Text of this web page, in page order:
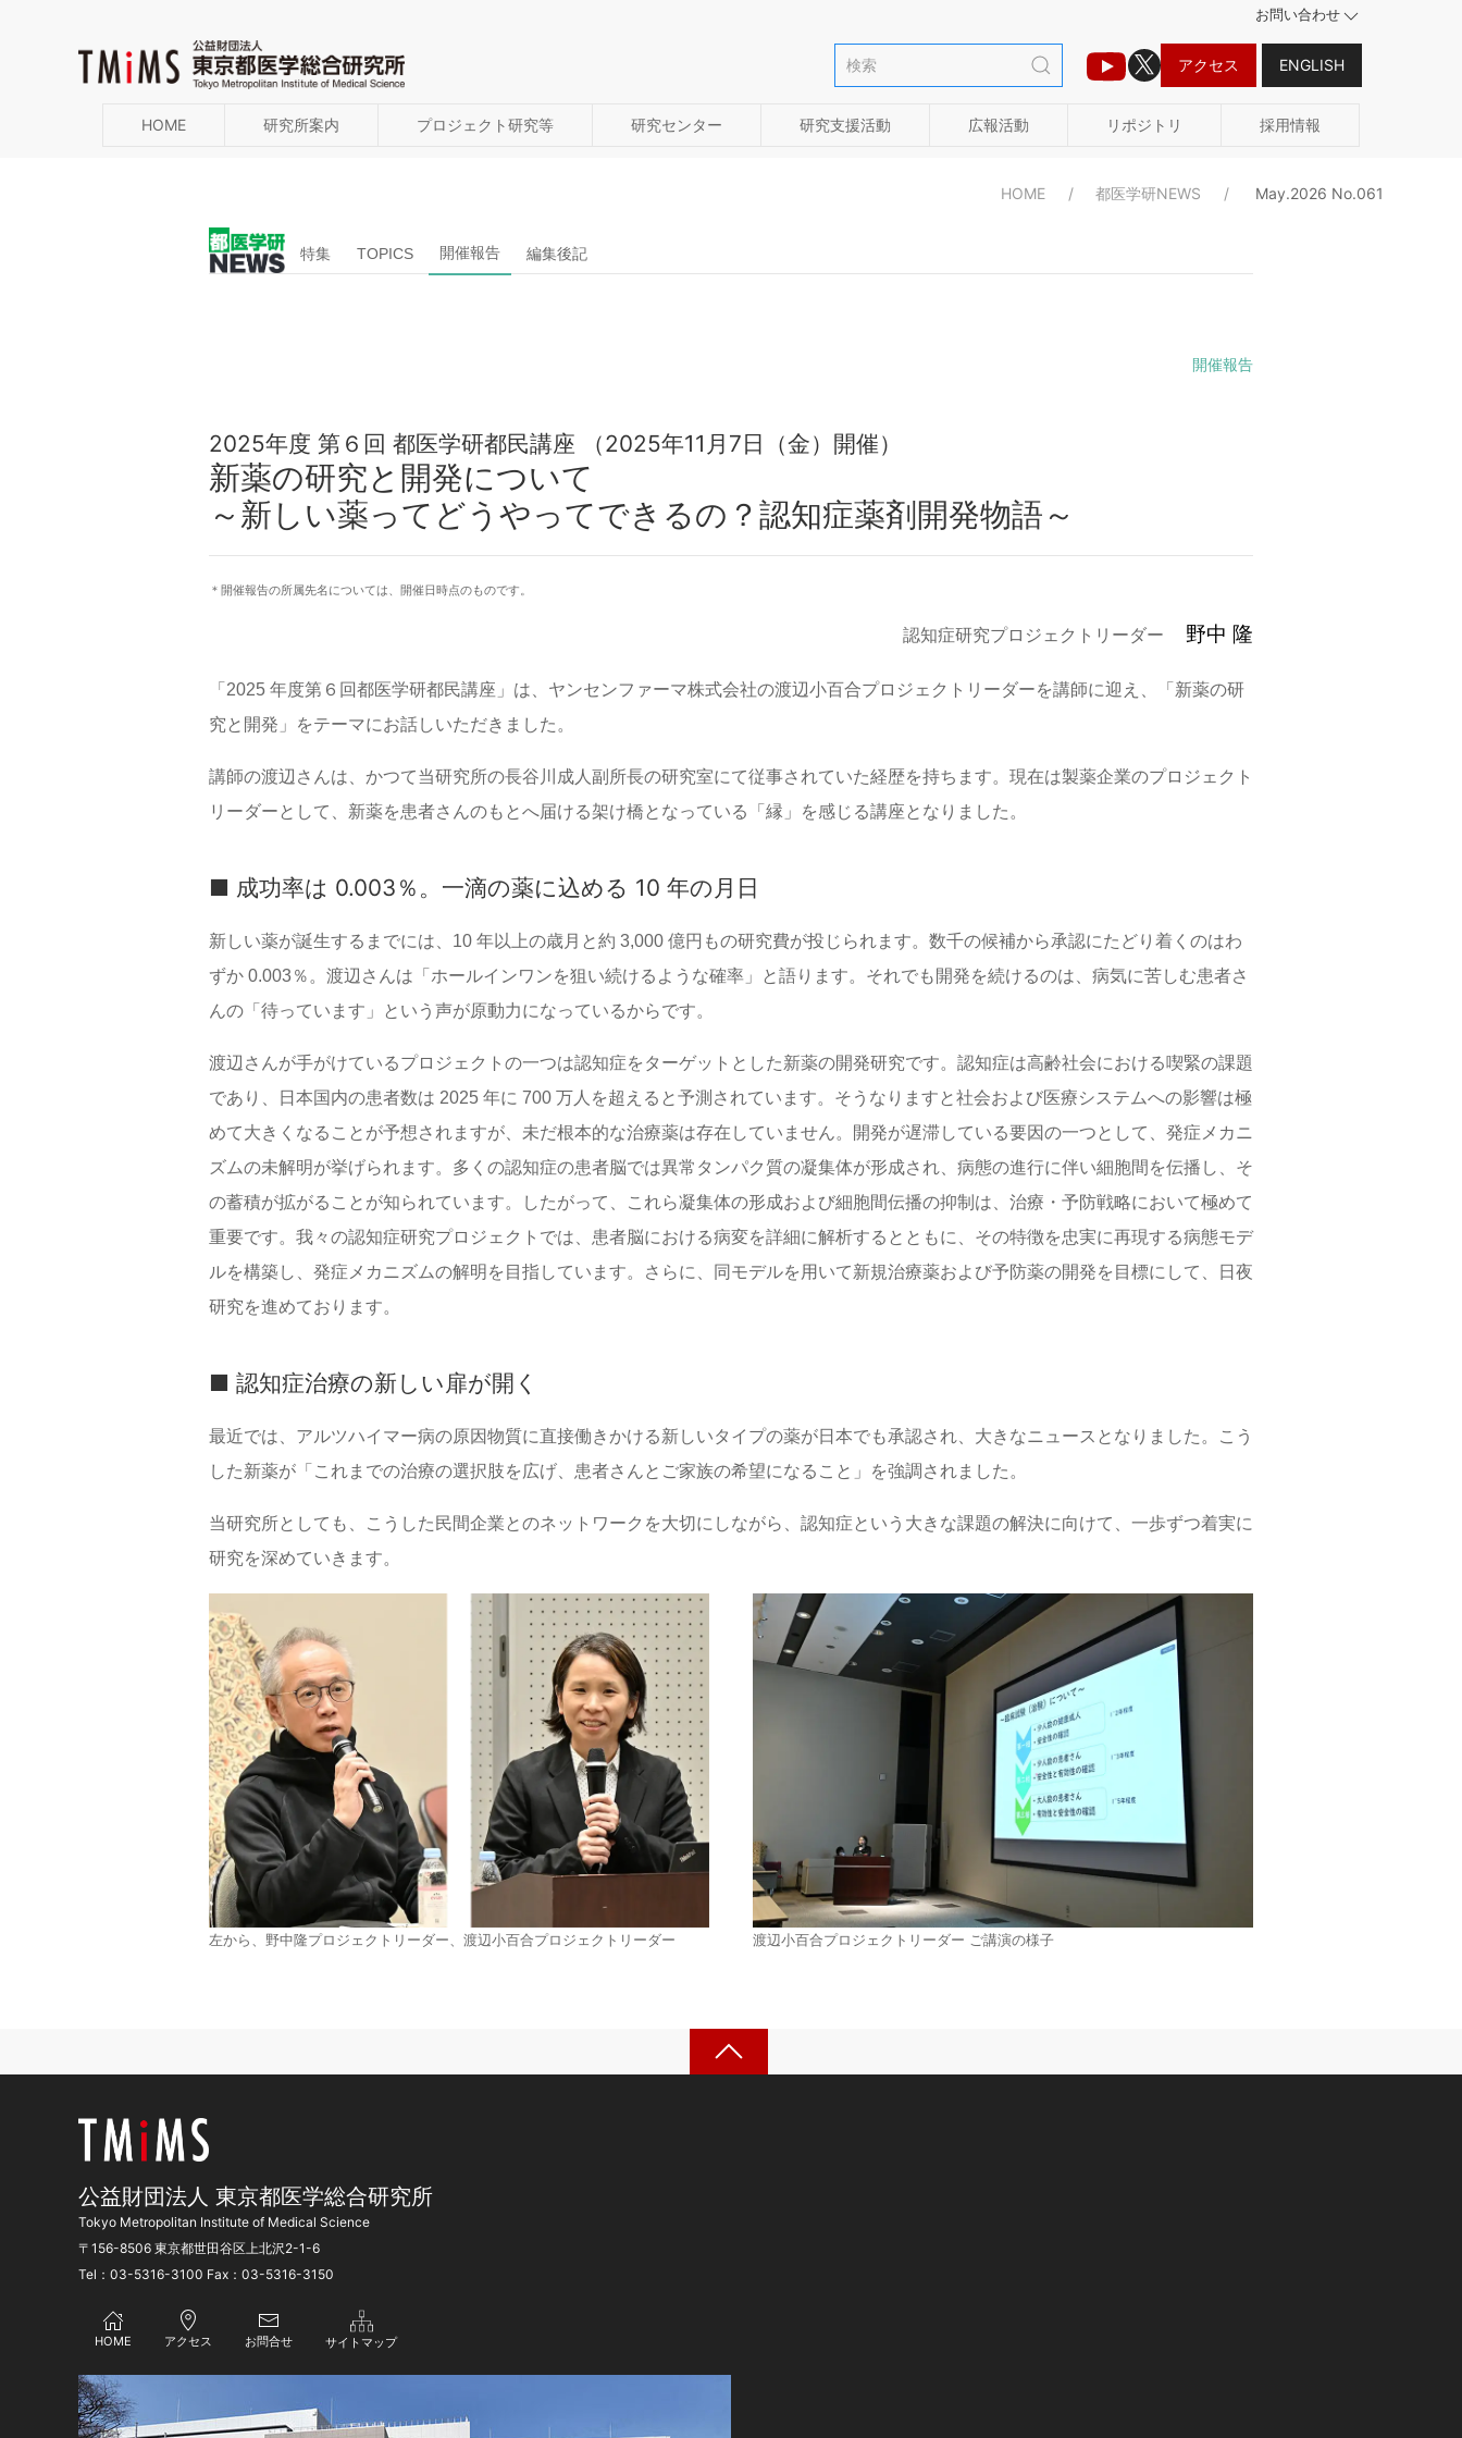
お問い合わせ
アクセス ENGLISH
HOME 研究所案内 プロジェクト研究等 研究センター 研究支援活動 広報活動 リポジトリ 採用情報
HOME 都医学研NEWS May.2026 No.061
特集 TOPICS 開催報告 編集後記
開催報告
2025年度 第６回 都医学研都民講座 （2025年11月7日（金）開催）
新薬の研究と開発について
～新しい薬ってどうやってできるの？認知症薬剤開発物語～
＊開催報告の所属先名については、開催日時点のものです。
認知症研究プロジェクトリーダー 野中 隆
「2025 年度第６回都医学研都民講座」は、ヤンセンファーマ株式会社の渡辺小百合プロジェクトリーダーを講師に迎え、「新薬の研
究と開発」をテーマにお話しいただきました。
講師の渡辺さんは、かつて当研究所の長谷川成人副所長の研究室にて従事されていた経歴を持ちます。現在は製薬企業のプロジェクト
リーダーとして、新薬を患者さんのもとへ届ける架け橋となっている「縁」を感じる講座となりました。
■ 成功率は 0.003％。一滴の薬に込める 10 年の月日
新しい薬が誕生するまでには、10 年以上の歳月と約 3,000 億円もの研究費が投じられます。数千の候補から承認にたどり着くのはわ
ずか 0.003％。渡辺さんは「ホールインワンを狙い続けるような確率」と語ります。それでも開発を続けるのは、病気に苦しむ患者さ
んの「待っています」という声が原動力になっているからです。
渡辺さんが手がけているプロジェクトの一つは認知症をターゲットとした新薬の開発研究です。認知症は高齢社会における喫緊の課題
であり、日本国内の患者数は 2025 年に 700 万人を超えると予測されています。そうなりますと社会および医療システムへの影響は極
めて大きくなることが予想されますが、未だ根本的な治療薬は存在していません。開発が遅滞している要因の一つとして、発症メカニ
ズムの未解明が挙げられます。多くの認知症の患者脳では異常タンパク質の凝集体が形成され、病態の進行に伴い細胞間を伝播し、そ
の蓄積が拡がることが知られています。したがって、これら凝集体の形成および細胞間伝播の抑制は、治療・予防戦略において極めて
重要です。我々の認知症研究プロジェクトでは、患者脳における病変を詳細に解析するとともに、その特徴を忠実に再現する病態モデ
ルを構築し、発症メカニズムの解明を目指しています。さらに、同モデルを用いて新規治療薬および予防薬の開発を目標にして、日夜
研究を進めております。
■ 認知症治療の新しい扉が開く
最近では、アルツハイマー病の原因物質に直接働きかける新しいタイプの薬が日本でも承認され、大きなニュースとなりました。こう
した新薬が「これまでの治療の選択肢を広げ、患者さんとご家族の希望になること」を強調されました。
当研究所としても、こうした民間企業とのネットワークを大切にしながら、認知症という大きな課題の解決に向けて、一歩ずつ着実に
研究を深めていきます。
左から、野中隆プロジェクトリーダー、渡辺小百合プロジェクトリーダー 渡辺小百合プロジェクトリーダー ご講演の様子
公益財団法人 東京都医学総合研究所
Tokyo Metropolitan Institute of Medical Science
〒156-8506 東京都世田谷区上北沢2-1-6
Tel：03-5316-3100 Fax：03-5316-3150
HOME アクセス お問合せ サイトマップ